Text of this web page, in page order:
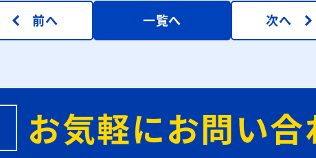
前へ 一覧へ 次へ
お気軽にお問い